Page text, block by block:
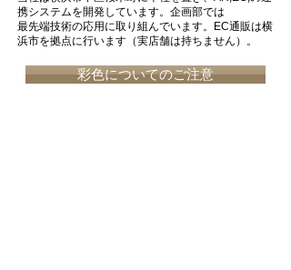
携システムを開発しています。企画部では
最先端技術の応用に取り組んでいます。EC通販は横
浜市を拠点に行います（実店舗は持ちません）。
彩色についてのご注意